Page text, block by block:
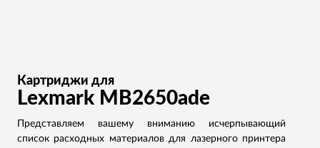
Картриджи для
Lexmark MB2650ade
Представляем вашему вниманию исчерпывающий
список расходных материалов для лазерного принтера